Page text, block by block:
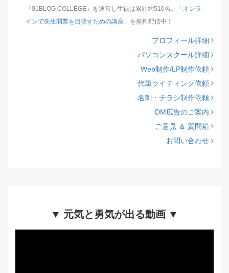
『01BLOG COLLEGE』を運営し生徒は累計約510名。「オンラ
インで先生開業を目指すための講座 」を無料配信中！
プロフィール詳細
パソコンスクール詳細
Web制作/LP制作依頼
代筆ライティング依頼
名刺・チラシ制作依頼
DM広告のご案内
ご意見 ＆ 質問箱
お問い合わせ
▼ 元気と勇気が出る動画 ▼